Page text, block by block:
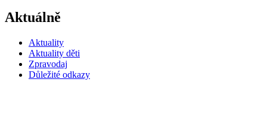
Aktuálně
Aktuality
Aktuality děti
Zpravodaj
Důležité odkazy